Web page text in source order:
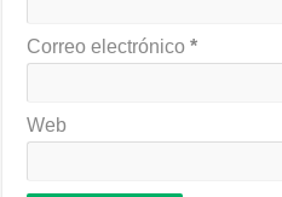
Correo electrónico*
Web